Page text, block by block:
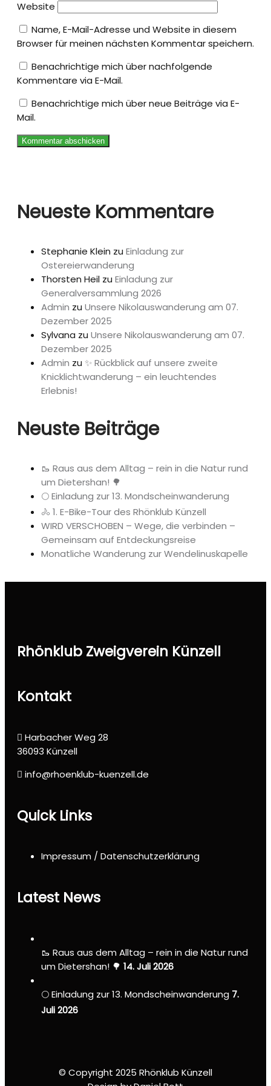
Website
Name, E-Mail-Adresse und Website in diesem
Browser für meinen nächsten Kommentar speichern.
Benachrichtige mich über nachfolgende
Kommentare via E-Mail.
Benachrichtige mich über neue Beiträge via E-
Mail.
Neueste Kommentare
Stephanie Klein zu Einladung zur
Ostereierwanderung
Thorsten Heil zu Einladung zur
Generalversammlung 2026
Admin zu Unsere Nikolauswanderung am 07.
Dezember 2025
Sylvana zu Unsere Nikolauswanderung am 07.
Dezember 2025
Admin zu ✨ Rückblick auf unsere zweite
Knicklichtwanderung – ein leuchtendes
Erlebnis!
Neuste Beiträge
🥾 Raus aus dem Alltag – rein in die Natur rund
um Dietershan! 🌳
🌕 Einladung zur 13. Mondscheinwanderung
🚴 1. E-Bike-Tour des Rhönklub Künzell
WIRD VERSCHOBEN – Wege, die verbinden –
Gemeinsam auf Entdeckungsreise
Monatliche Wanderung zur Wendelinuskapelle
Rhönklub Zweigverein Künzell
Kontakt
Harbacher Weg 28
36093 Künzell
info@rhoenklub-kuenzell.de
Quick Links
Impressum / Datenschutzerklärung
Latest News
🥾 Raus aus dem Alltag – rein in die Natur rund
um Dietershan! 🌳 14. Juli 2026
🌕 Einladung zur 13. Mondscheinwanderung 7.
Juli 2026
© Copyright 2025 Rhönklub Künzell